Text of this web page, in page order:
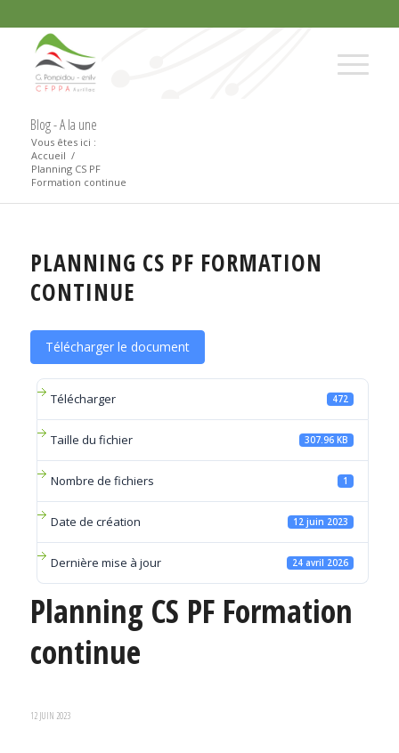
Blog - A la une
Vous êtes ici :
Accueil /
Planning CS PF
Formation continue
PLANNING CS PF FORMATION
CONTINUE
Télécharger le document
Télécharger 472
Taille du fichier 307.96 KB
Nombre de fichiers 1
Date de création 12 juin 2023
Dernière mise à jour 24 avril 2026
Planning CS PF Formation
continue
12 JUIN 2023